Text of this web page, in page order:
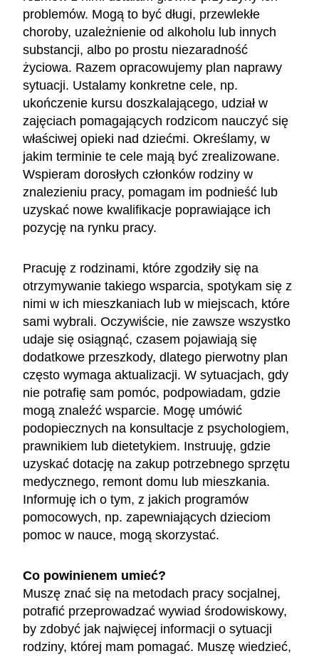
problemów. Mogą to być długi, przewlekłe
choroby, uzależnienie od alkoholu lub innych
substancji, albo po prostu niezaradność
życiowa. Razem opracowujemy plan naprawy
sytuacji. Ustalamy konkretne cele, np.
ukończenie kursu doszkalającego, udział w
zajęciach pomagających rodzicom nauczyć się
właściwej opieki nad dziećmi. Określamy, w
jakim terminie te cele mają być zrealizowane.
Wspieram dorosłych członków rodziny w
znalezieniu pracy, pomagam im podnieść lub
uzyskać nowe kwalifikacje poprawiające ich
pozycję na rynku pracy.
Pracuję z rodzinami, które zgodziły się na
otrzymywanie takiego wsparcia, spotykam się z
nimi w ich mieszkaniach lub w miejscach, które
sami wybrali. Oczywiście, nie zawsze wszystko
udaje się osiągnąć, czasem pojawiają się
dodatkowe przeszkody, dlatego pierwotny plan
często wymaga aktualizacji. W sytuacjach, gdy
nie potrafię sam pomóc, podpowiadam, gdzie
mogą znaleźć wsparcie. Mogę umówić
podopiecznych na konsultacje z psychologiem,
prawnikiem lub dietetykiem. Instruuję, gdzie
uzyskać dotację na zakup potrzebnego sprzętu
medycznego, remont domu lub mieszkania.
Informuję ich o tym, z jakich programów
pomocowych, np. zapewniających dzieciom
pomoc w nauce, mogą skorzystać.
Co powinienem umieć?
Muszę znać się na metodach pracy socjalnej,
potrafić przeprowadzać wywiad środowiskowy,
by zdobyć jak najwięcej informacji o sytuacji
rodziny, której mam pomagać. Muszę wiedzieć,